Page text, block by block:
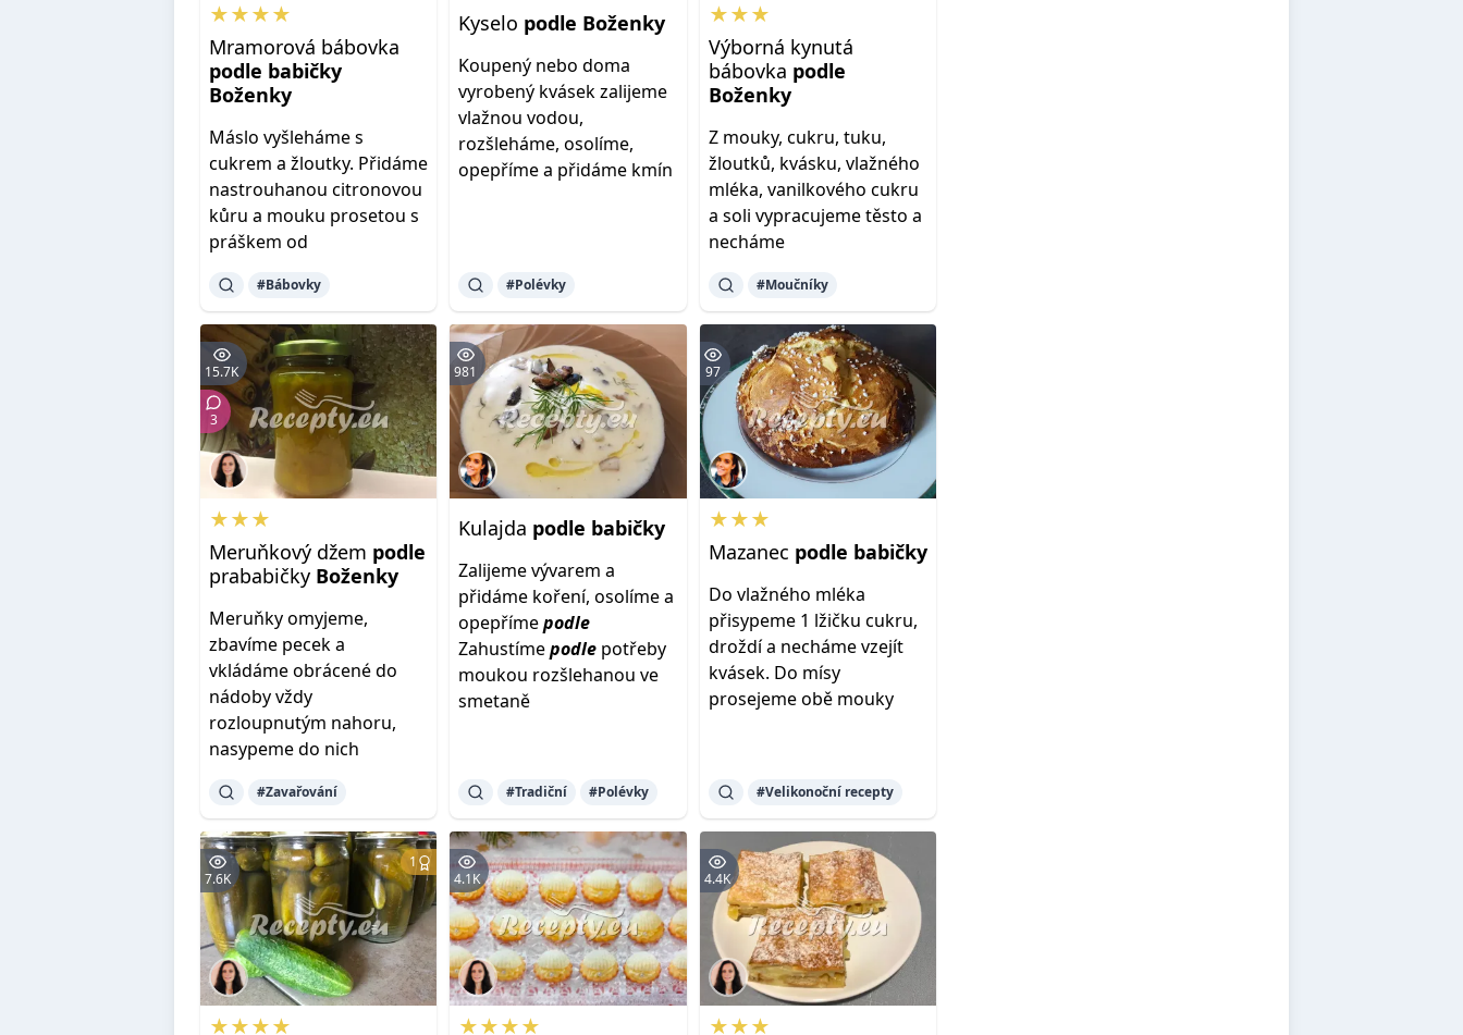
★★★★
Mramorová bábovka
podle babičky
Boženky
Máslo vyšleháme s
cukrem a žloutky. Přidáme
nastrouhanou citronovou
kůru a mouku prosetou s
práškem od
#Bábovky
Kyselo podle Boženky
Koupený nebo doma
vyrobený kvásek zalijeme
vlažnou vodou,
rozšleháme, osolíme,
opepříme a přidáme kmín
#Polévky
★★★
Výborná kynutá
bábovka podle
Boženky
Z mouky, cukru, tuku,
žloutků, kvásku, vlažného
mléka, vanilkového cukru
a soli vypracujeme těsto a
necháme
#Moučníky
15.7K
3
★★★
Meruňkový džem podle
prababičky Boženky
Meruňky omyjeme,
zbavíme pecek a
vkládáme obrácené do
nádoby vždy
rozloupnutým nahoru,
nasypeme do nich
#Zavařování
981
Kulajda podle babičky
Zalijeme vývarem a
přidáme koření, osolíme a
opepřímepodle
Zahustímepodle potřeby
moukou rozšlehanou ve
smetaně
#Tradiční #Polévky
97
★★★
Mazanec podle babičky
Do vlažného mléka
přisypeme 1 lžičku cukru,
droždí a necháme vzejít
kvásek. Do mísy
prosejeme obě mouky
#Velikonoční recepty
7.6K
1
★★★★
4.1K
★★★★
4.4K
★★★